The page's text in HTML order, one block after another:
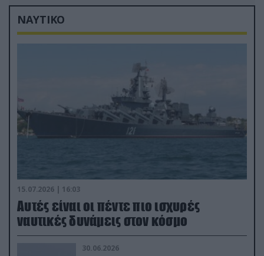
ΝΑΥΤΙΚΟ
15.07.2026 | 16:03
Aυτές είναι οι πέντε πιο ισχυρές
ναυτικές δυνάμεις στον κόσμο
30.06.2026